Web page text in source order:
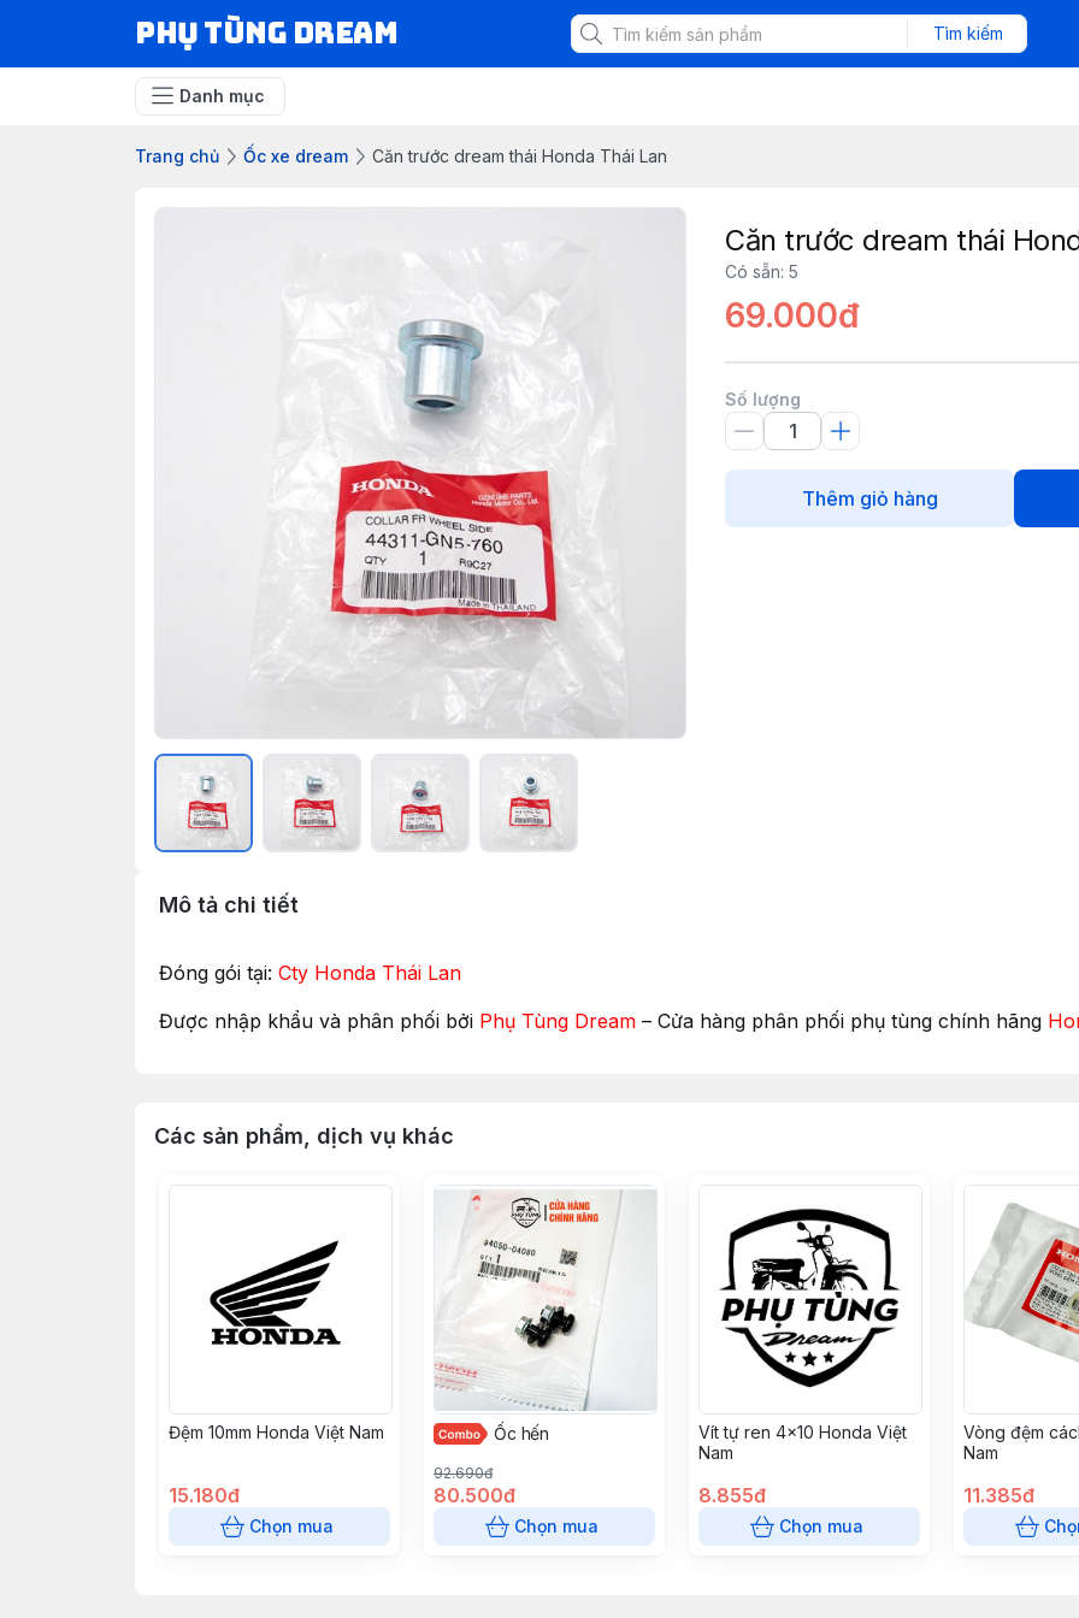
Phụ Tùng Dream Tìm kiếm
Danh mục
Trang chủ Ốc xe dream Căn trước dream thái Honda Thái Lan
Căn trước dream thái
Có sẵn: 5
69.000đ
Số lượng
Thêm giỏ hàng
Mô tả chi tiết
Đóng gói tại: Cty Honda Thái Lan
Được nhập khẩu và phân phối bởi Phụ Tùng Dream – Cửa hàng phân phối phụ tùng chính hãng
Các sản phẩm, dịch vụ khác
Đệm 10mm Honda Việt Nam
15.180đ
Chọn mua
Ốc hến
92.690đ
80.500đ
Chọn mua
Vít tự ren 4x10 Honda Việt
Nam
8.855đ
Chọn mua
Vòng đệm
Nam
11.385đ